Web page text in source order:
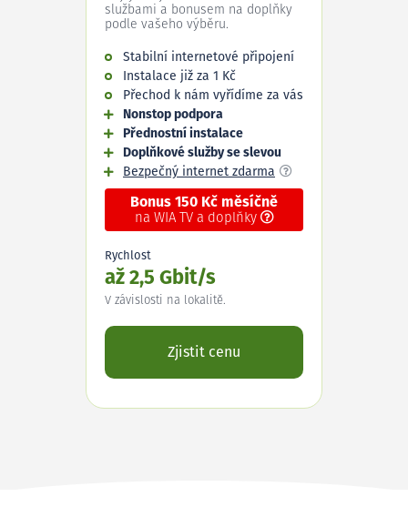
službami a bonusem na doplňky
podle vašeho výběru.
Stabilní internetové připojení
Instalace již za 1 Kč
Přechod k nám vyřídíme za vás
Nonstop podpora
Přednostní instalace
Doplňkové služby se slevou
Bezpečný internet zdarma
Bonus 150 Kč měsíčně
na WIA TV a doplňky
Rychlost
až 2,5 Gbit/s
V závislosti na lokalitě.
Zjistit cenu